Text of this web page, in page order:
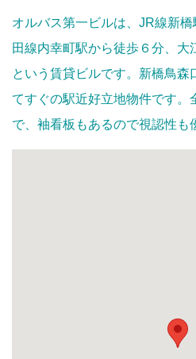
オルバス第一ビルは、JR線新
田線内幸町駅から徒歩６分、大
という賃貸ビルです。新橋鳥森
てすぐの駅近好立地物件です。
で、袖看板もあるので視認性も